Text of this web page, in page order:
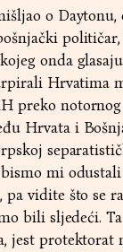
o Daytonu,
onda
Hrvatima
preko
Hrvata i
bismo mi
pa vidite što se
bili sljedeći.
jest protektorat